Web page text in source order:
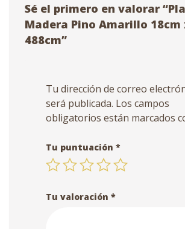
Sé el primero en valorar
Madera Pino Amarillo 18cm
488cm”
Tu dirección de correo
será publicada. Los campos
obligatorios están marcados
Tu puntuación *
Tu valoración *